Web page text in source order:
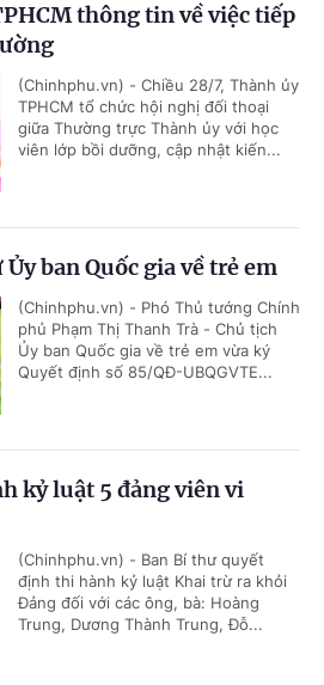
thông tin về việc tiếp
(Chinhphu.vn) - Chiều 28/7, Thành ủy
TPHCM tổ chức hội nghị đối thoại
giữa Thường trực Thành ủy với học
viên lớp bồi dưỡng, cập nhật kiến...
ban Quốc gia về trẻ em
(Chinhphu.vn) - Phó Thủ tướng Chính
phủ Phạm Thị Thanh Trà - Chủ tịch
Ủy ban Quốc gia về trẻ em vừa ký
Quyết định số 85/QĐ-UBQGVTE...
kỷ luật 5 đảng viên vi
(Chinhphu.vn) - Ban Bí thư quyết
định thi hành kỷ luật Khai trừ ra khỏi
Đảng đối với các ông, bà: Hoàng
Trung, Dương Thành Trung, Đỗ...